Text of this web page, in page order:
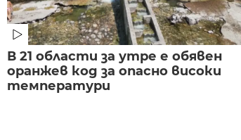
В 21 области за утре е обявен
оранжев код за опасно високи
температури